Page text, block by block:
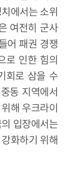
에서는 소위
여전히 군사
어 패권 경쟁
로 인한 힘의
회로 삼을 수
동 지역에서
해 우크라이
입장에서는
화하기 위해